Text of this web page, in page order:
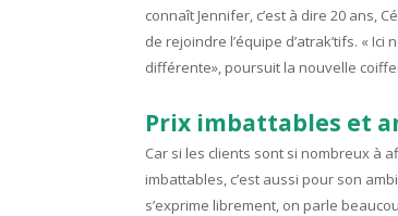
connaît Jennifer, c’est à dire 20 ans,
de rejoindre l’équipe d’atrak’tifs. «
différente», poursuit la nouvelle
Prix imbattables et
Car si les clients sont si nombreux à
imbattables, c’est aussi pour son
s’exprime librement, on parle